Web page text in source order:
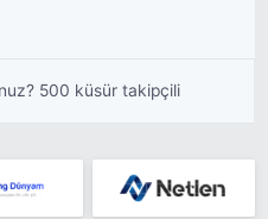
500 küsür takipçili